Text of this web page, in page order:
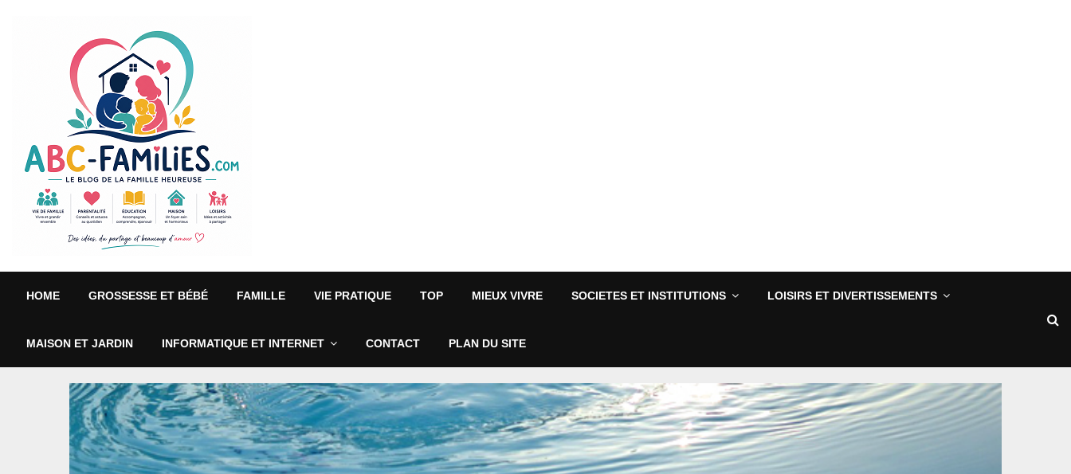
HOME GROSSESSE ET BÉBÉ FAMILLE VIE PRATIQUE TOP MIEUX VIVRE SOCIETES ET INSTITUTIONS LOISIRS ET DIVERTISSEMENTS
MAISON ET JARDIN INFORMATIQUE ET INTERNET CONTACT PLAN DU SITE